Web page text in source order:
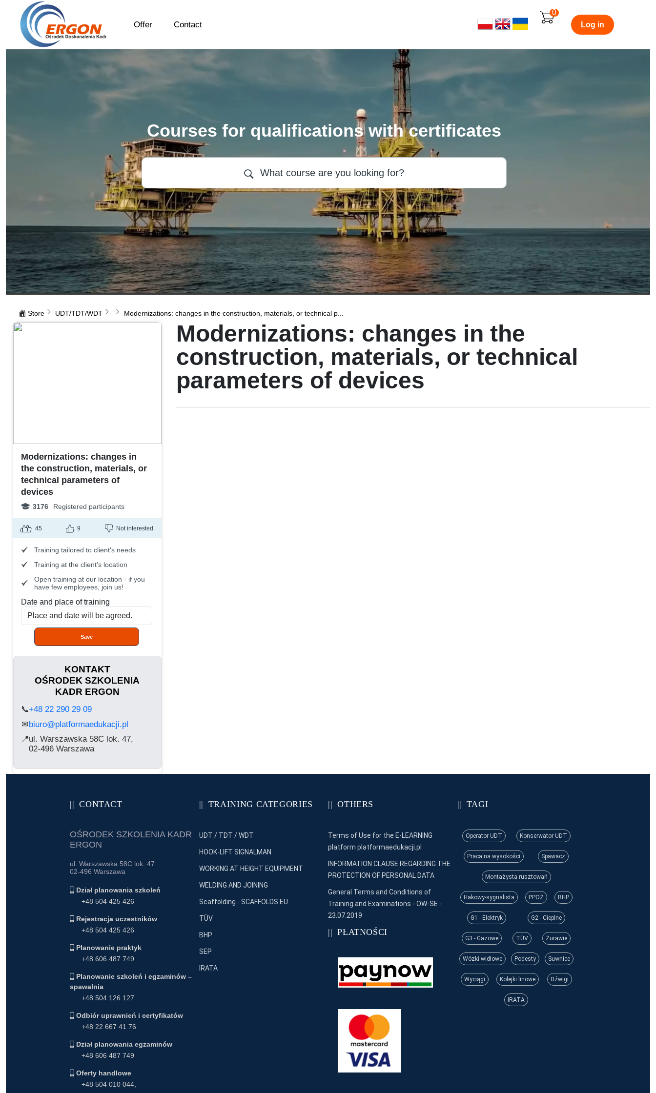
content
Offer Contact
0
Log in
Courses for qualifications with certificates
What course are you looking for?
Store UDT/TDT/WDT Modernizations: changes in the construction, materials, or technical p...
Modernizations: changes in
the construction, materials, or
technical parameters of
devices
3176 Registered participants
45 9 Not interested
Training tailored to client's needs
Training at the client's location
Open training at our location - if you
have few employees, join us!
Date and place of training
Save
KONTAKT
OŚRODEK SZKOLENIA
KADR ERGON
📞+48 22 290 29 09
✉biuro@platformaedukacji.pl
📍ul. Warszawska 58C lok. 47,
02-496 Warszawa
Modernizations: changes in the
construction, materials, or technical
parameters of devices
CONTACT
OŚRODEK SZKOLENIA KADR
ERGON
ul. Warszawska 58C lok. 47
02-496 Warszawa
Dział planowania szkoleń
+48 504 425 426
Rejestracja uczestników
+48 504 425 426
Planowanie praktyk
+48 606 487 749
Planowanie szkoleń i egzaminów –
spawalnia
+48 504 126 127
Odbiór uprawnień i certyfikatów
+48 22 667 41 76
Dział planowania egzaminów
+48 606 487 749
Oferty handlowe
+48 504 010 044
TRAINING CATEGORIES
UDT / TDT / WDT
HOOK-LIFT SIGNALMAN
WORKING AT HEIGHT EQUIPMENT
WELDING AND JOINING
Scaffolding - SCAFFOLDS EU
TÜV
BHP
SEP
IRATA
OTHERS
Terms of Use for the E-LEARNING
platform platformaedukacji.pl
INFORMATION CLAUSE REGARDING THE
PROTECTION OF PERSONAL DATA
General Terms and Conditions of
Training and Examinations - OW-SE -
23.07.2019
PŁATNOŚCI
TAGI
Operator UDT Konserwator UDT
Praca na wysokości Spawacz
Montażysta rusztowań
Hakowy-sygnalista PPOŻ BHP
G1 - Elektryk G2 - Cieplne
G3 - Gazowe TÜV Żurawie
Wózki widłowe Podesty Suwnice
Wyciągi Kolejki linowe Dźwigi
IRATA